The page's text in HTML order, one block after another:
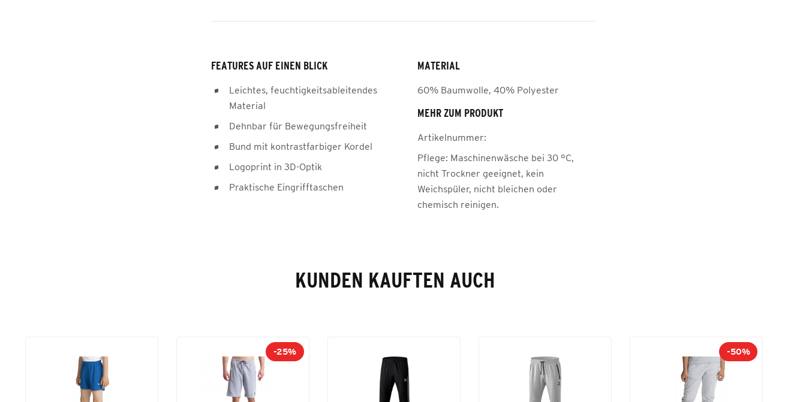
FEATURES AUF EINEN BLICK
Leichtes, feuchtigkeitsableitendes
Material
Dehnbar für Bewegungsfreiheit
Bund mit kontrastfarbiger Kordel
Logoprint in 3D-Optik
Praktische Eingrifftaschen
MATERIAL
60% Baumwolle, 40% Polyester
MEHR ZUM PRODUKT
Artikelnummer:
Pflege: Maschinenwäsche bei 30 °C,
nicht Trockner geeignet, kein
Weichspüler, nicht bleichen oder
chemisch reinigen.
KUNDEN KAUFTEN AUCH
-25% -50%